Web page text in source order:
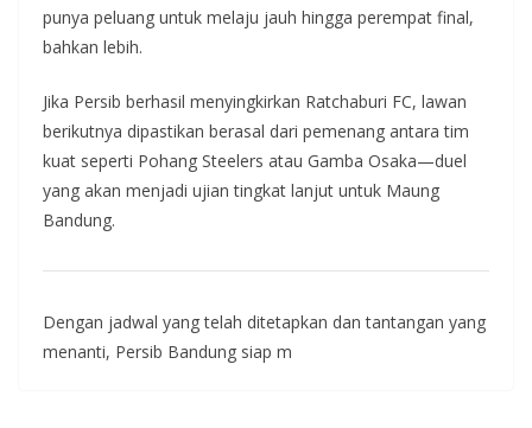
punya peluang untuk melaju jauh hingga perempat final,
bahkan lebih.
Jika Persib berhasil menyingkirkan Ratchaburi FC, lawan
berikutnya dipastikan berasal dari pemenang antara tim
kuat seperti Pohang Steelers atau Gamba Osaka—duel
yang akan menjadi ujian tingkat lanjut untuk Maung
Bandung.
Dengan jadwal yang telah ditetapkan dan tantangan yang
menanti, Persib Bandung siap m